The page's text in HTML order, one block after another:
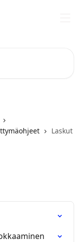
Laskut